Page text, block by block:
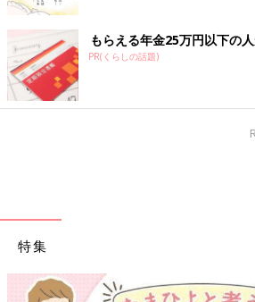
もらえる年金25万円以下の
PR(くらしの話題)
特集